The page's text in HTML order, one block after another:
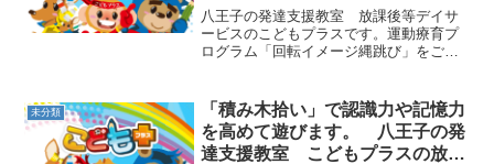
ラスの放課後等デイサービス
八王子の発達支援教室 放課後等デイサ
ービスのこどもプラスです。運動療育プ
ログラム「回転イメージ縄跳び」をご紹
します。１回跳ぶごとに９０度くらいず
つ回転していくイメージ...
未分類
「積み木拾い」で認識力や記憶力
を高めて遊びます。 八王子の発
達支援教室 こどもプラスの放課